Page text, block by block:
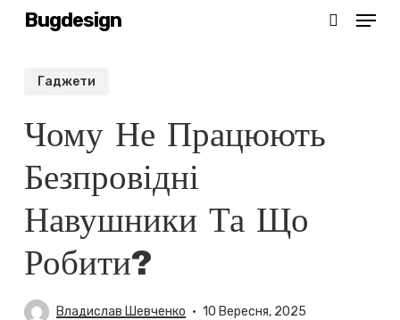
SkipBugdesign Menu
Гаджети
Чому Не Працюють
Безпровідні
Навушники Та Що
Робити?
Владислав Шевченко 10 Вересня, 2025